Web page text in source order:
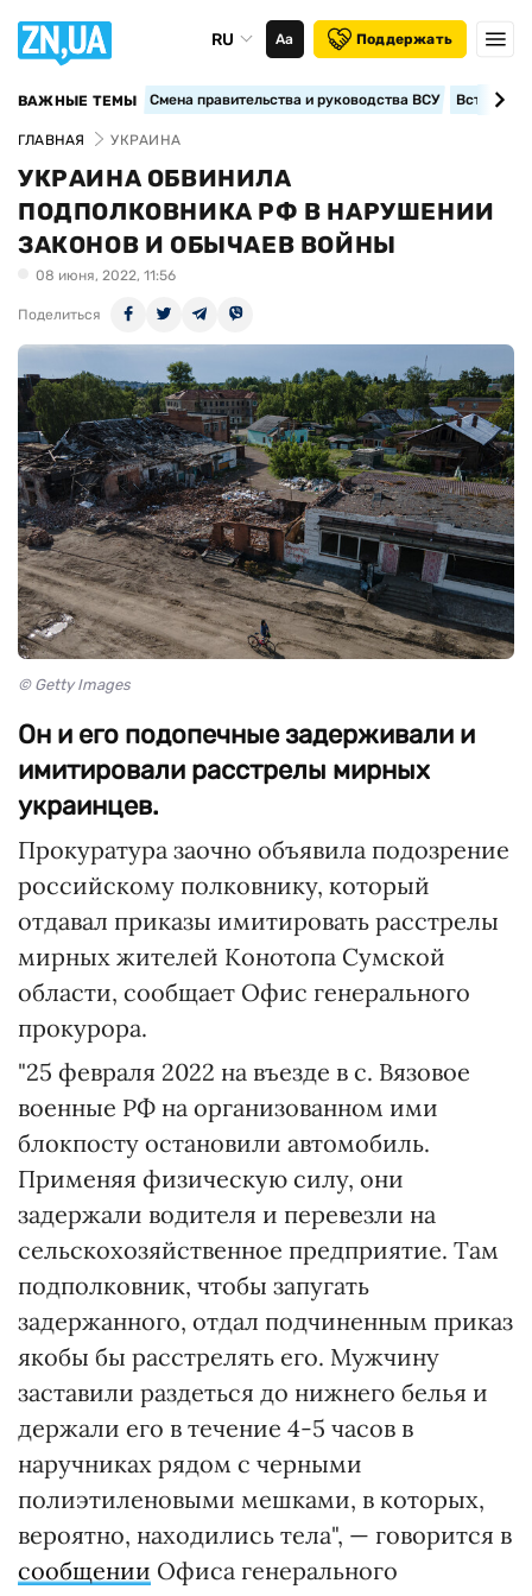
RU Аа Поддержать
ВАЖНЫЕ ТЕМЫ Смена правительства и руководства ВСУ
ГЛАВНАЯ УКРАИНА
УКРАИНА ОБВИНИЛА
ПОДПОЛКОВНИКА РФ В НАРУШЕНИИ
ЗАКОНОВ И ОБЫЧАЕВ ВОЙНЫ
08 июня, 2022, 11:56
Поделиться
© Getty Images
Он и его подопечные задерживали и
имитировали расстрелы мирных
украинцев.
Прокуратура заочно объявила подозрение
российскому полковнику, который
отдавал приказы имитировать расстрелы
мирных жителей Конотопа Сумской
области, сообщает Офис генерального
прокурора.
"25 февраля 2022 на въезде в с. Вязовое
военные РФ на организованном ими
блокпосту остановили автомобиль.
Применяя физическую силу, они
задержали водителя и перевезли на
сельскохозяйственное предприятие. Там
подполковник, чтобы запугать
задержанного, отдал подчиненным приказ
якобы бы расстрелять его. Мужчину
заставили раздеться до нижнего белья и
держали его в течение 4-5 часов в
наручниках рядом с черными
полиэтиленовыми мешками, в которых,
вероятно, находились тела", — говорится в
сообщении Офиса генерального